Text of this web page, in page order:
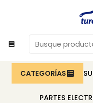
CATEGORÍAS
PARTES